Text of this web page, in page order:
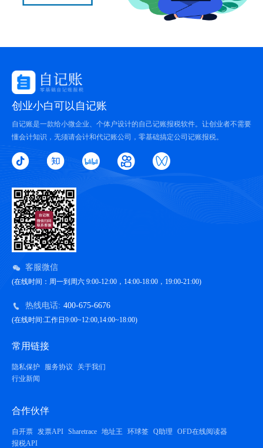
创业小白可以自记账
自记账是一款给小微企业、个体户设计的自己记账报税软件。让创业者不需要
懂会计知识，无须请会计和代记账公司，零基础搞定公司记账报税。
客服微信
(在线时间：周一到周六 9:00-12:00，14:00-18:00，19:00-21:00)
热线电话: 400-675-6676
(在线时间:工作日9:00~12:00,14:00~18:00)
常用链接
隐私保护 服务协议
关于我们
行业新闻
合作伙伴
自开票 发票API Sharetrace 地址王 环球签 Q助理
OFD在线阅读器
报税API